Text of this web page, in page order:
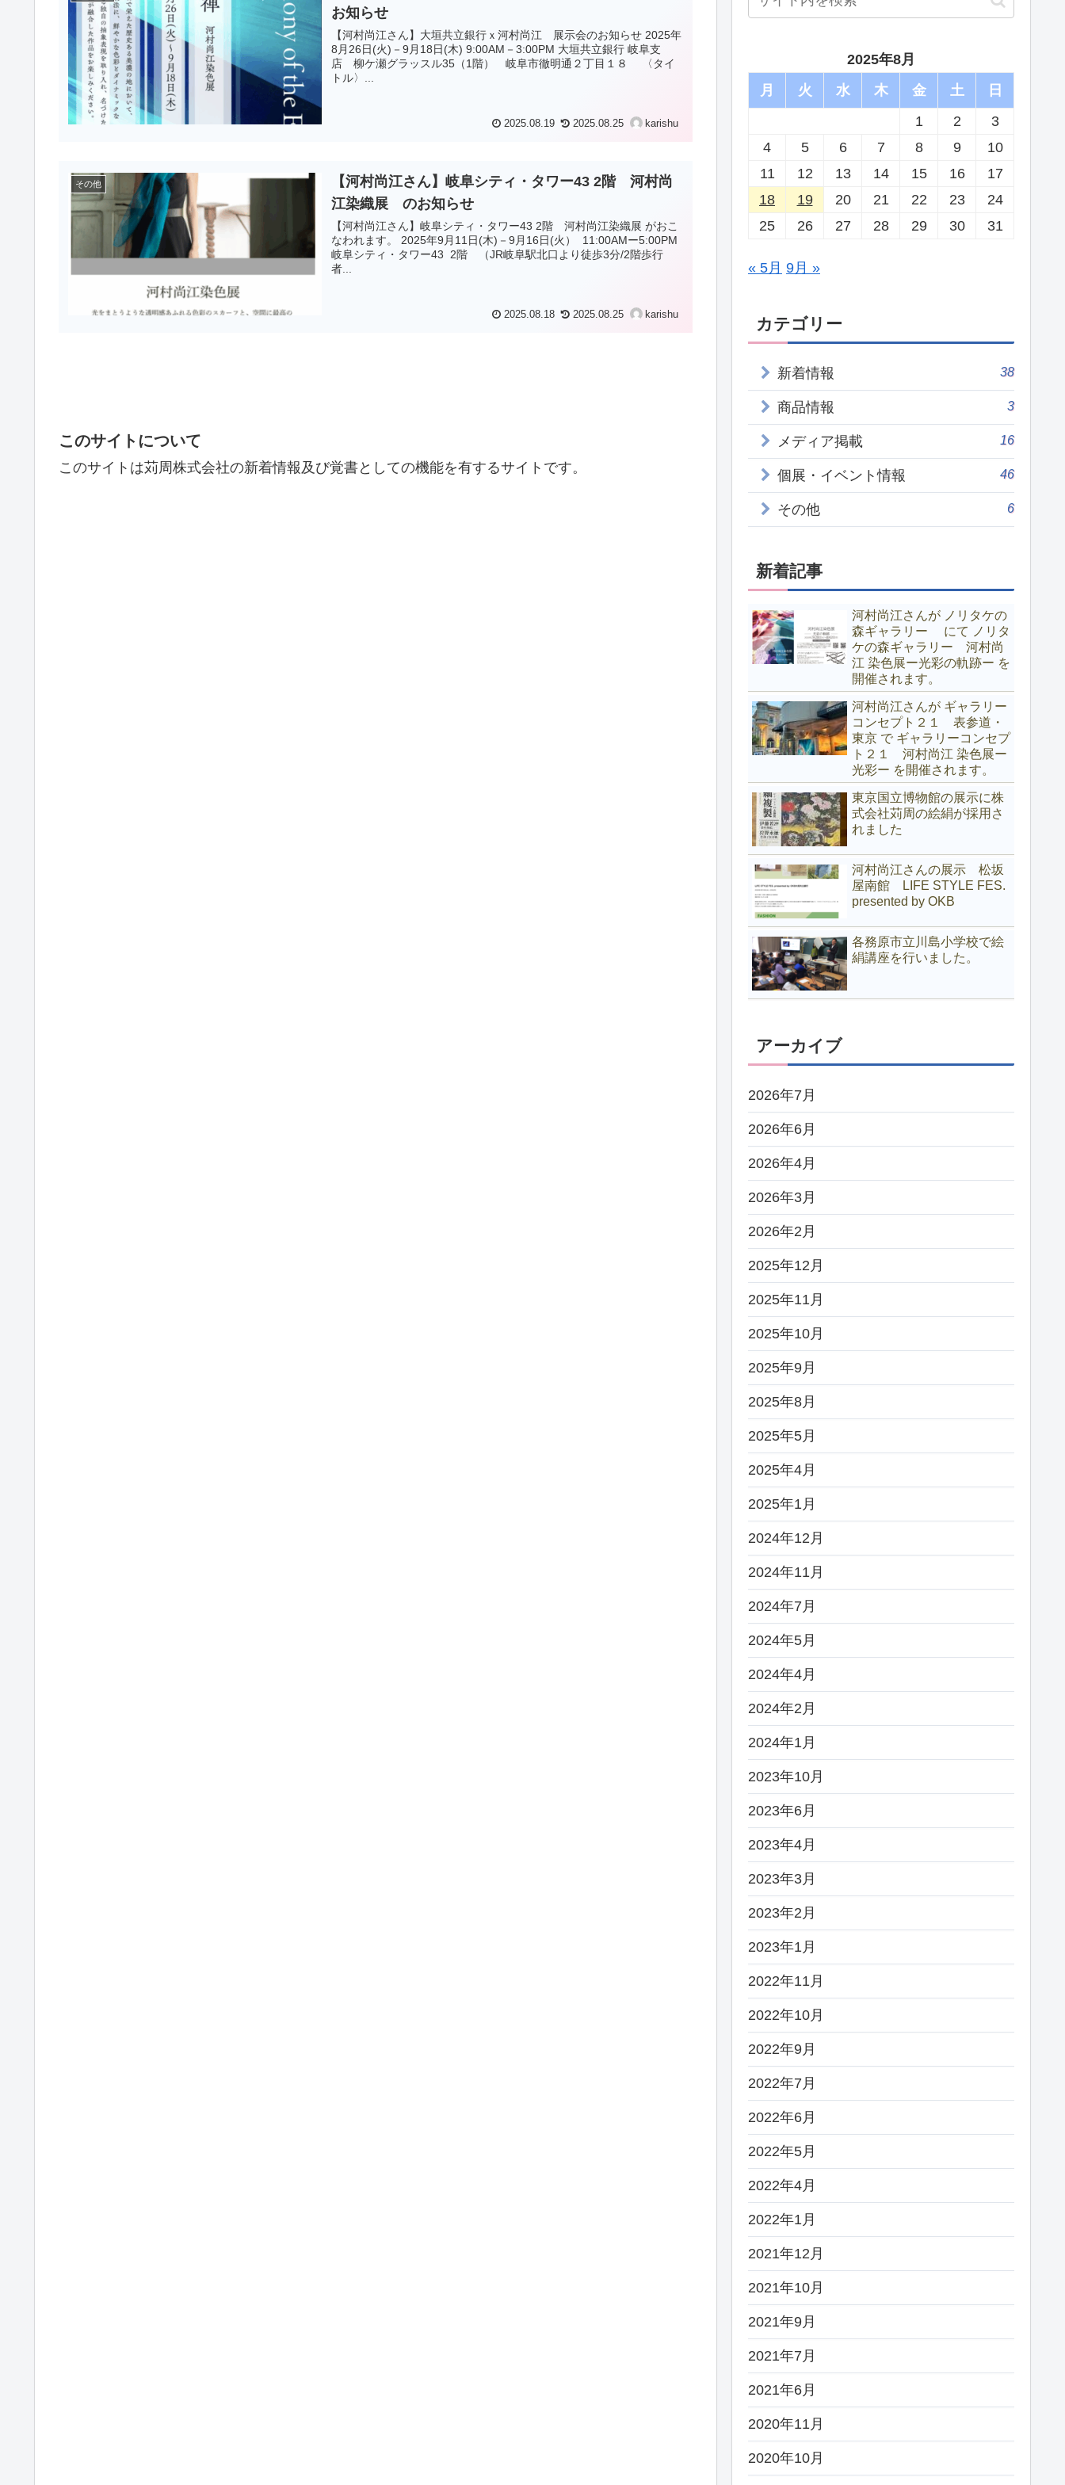
お知らせ
【河村尚江さん】大垣共立銀行ｘ河村尚江 展示会のお知らせ 2025年
8月26日(火)－9月18日(木) 9:00AM－3:00PM 大垣共立銀行 岐阜支
店 柳ケ瀬グラッスル35（1階） 岐阜市徹明通２丁目１８ 〈タイ
トル〉...
2025.08.19 2025.08.25 karishu
その他
【河村尚江さん】岐阜シティ・タワー43 2階 河村尚
江染織展 のお知らせ
【河村尚江さん】岐阜シティ・タワー43 2階 河村尚江染織展 がおこ
なわれます。 2025年9月11日(木)－9月16日(火） 11:00AMー5:00PM
岐阜シティ・タワー43 2階 （JR岐阜駅北口より徒歩3分/2階歩行
者...
2025.08.18 2025.08.25 karishu
このサイトについて
このサイトは苅周株式会社の新着情報及び覚書としての機能を有するサイトです。
2025年8月
月
火 水 木 金 土
日
1
2
3
4
5 6 7 8 9
10
11
12 13 14 15 16
17
18
19 20 21 22 23
24
25
26 27 28 29 30 31
« 5月 9月 »
カテゴリー
新着情報 38
商品情報 3
メディア掲載 16
個展・イベント情報 46
その他 6
新着記事
河村尚江さんが ノリタケの
森ギャラリー にて ノリタ
ケの森ギャラリー 河村尚
江 染色展ー光彩の軌跡ー を
開催されます。
河村尚江さんが ギャラリー
コンセプト２１ 表参道・
東京 で ギャラリーコンセプ
ト２１ 河村尚江 染色展ー
光彩ー を開催されます。
東京国立博物館の展示に株
式会社苅周の絵絹が採用さ
れました
河村尚江さんの展示 松坂
屋南館 LIFE STYLE FES.
presented by OKB
各務原市立川島小学校で絵
絹講座を行いました。
アーカイブ
2026年7月
2026年6月
2026年4月
2026年3月
2026年2月
2025年12月
2025年11月
2025年10月
2025年9月
2025年8月
2025年5月
2025年4月
2025年1月
2024年12月
2024年11月
2024年7月
2024年5月
2024年4月
2024年2月
2024年1月
2023年10月
2023年6月
2023年4月
2023年3月
2023年2月
2023年1月
2022年11月
2022年10月
2022年9月
2022年7月
2022年6月
2022年5月
2022年4月
2022年1月
2021年12月
2021年10月
2021年9月
2021年7月
2021年6月
2020年11月
2020年10月